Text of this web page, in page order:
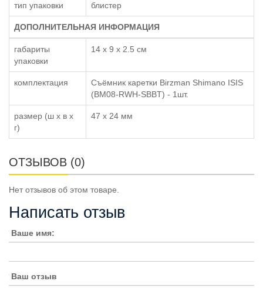
тип упаковки блистер
ДОПОЛНИТЕЛЬНАЯ ИНФОРМАЦИЯ
габариты
упаковки
14 x 9 x 2.5 см
комплектация
Съёмник каретки Birzman Shimano ISIS
(BM08-RWH-SBBT) - 1шт.
размер (ш x в x
г)
47 x 24 мм
ОТЗЫВОВ (0)
Нет отзывов об этом товаре.
Написать отзыв
Ваше имя:
Ваш отзыв